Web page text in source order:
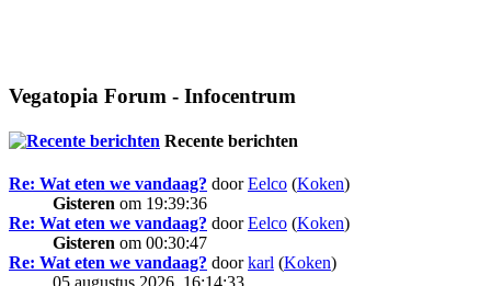
Vegatopia Forum - Infocentrum
Recente berichten
Re: Wat eten we vandaag? doorEelco (Koken)
Gisteren om 19:39:36
Re: Wat eten we vandaag? doorEelco (Koken)
Gisteren om 00:30:47
Re: Wat eten we vandaag? doorkarl (Koken)